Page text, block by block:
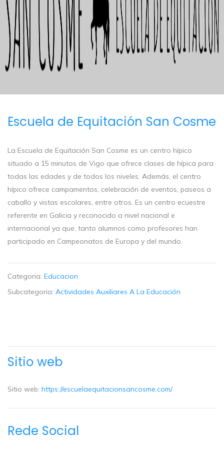
Escuela de Equitación San Cosme
La Escuela de Equitación San Cosme es un centro hípico
situado a 15 minutos de Vigo que ofrece clases de hípica para
todas las edades y de todos los niveles. Además, el centro
hípico ofrece campamentos, celebración de eventos, paseos a
caballo y vistas escolares, entre otros. Es un centro ecuestre
referente en Galicia y reconocido a nivel nacional e
internacional ya que, tanto alumnos como profesores han
participado en Campeonatos de Europa y del mundo.
Categoria: Educacion
Subcategoria: Actividades Auxiliares A La Educación
Sitio web
Sitio web: https://escuelaequitacionsancosme.com/
Rede Social